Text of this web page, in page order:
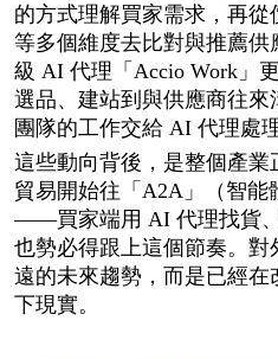
的方式理解買家需求，再
等多個維度去比對與推薦
級 AI 代理「Accio Work」
選品、建站到與供應商往來
團隊的工作交給 AI 代理處理
這些動向背後，是整個產
貿易開始往「A2A」（智能
——買家端用 AI 代理找貨
也勢必得跟上這個節奏。
遠的未來趨勢，而是已經
下現實。